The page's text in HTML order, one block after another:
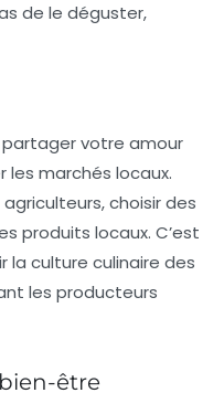
de le déguster,
votre amour
les marchés locaux.
choisir des
produits locaux. C’est
la culture culinaire des
les producteurs
être